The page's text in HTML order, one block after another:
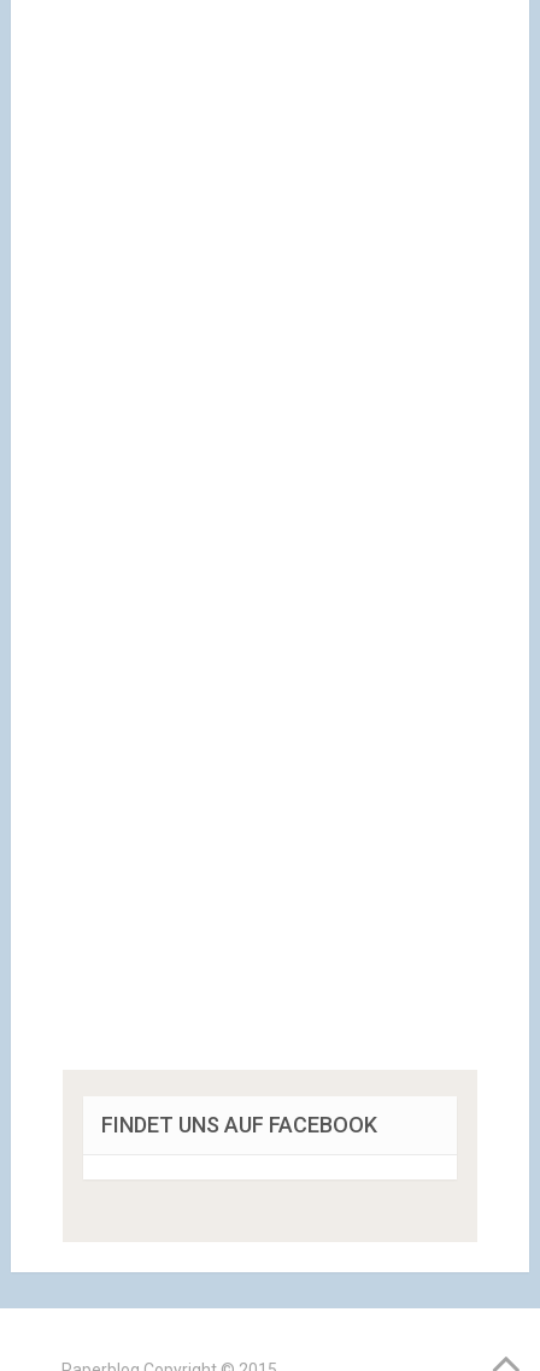
FINDET UNS AUF FACEBOOK